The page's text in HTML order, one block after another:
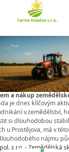
a nákup
je dnes klíčovým
v zemědělství,
si dlouhodobou
u Prostějova, má v
nájmu
s r.o. - Zemědělská